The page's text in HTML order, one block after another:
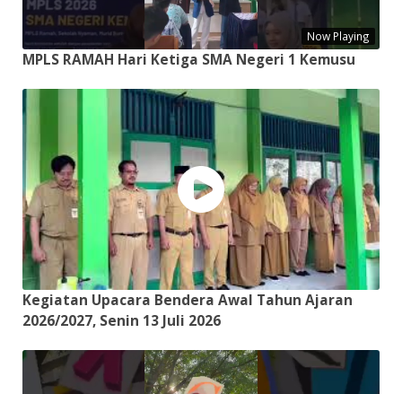
Now Playing
MPLS RAMAH Hari Ketiga SMA Negeri 1 Kemusu
Kegiatan Upacara Bendera Awal Tahun Ajaran
2026/2027, Senin 13 Juli 2026